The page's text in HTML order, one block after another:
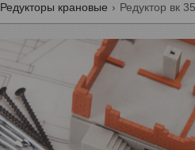
Редукторы крановые Редуктор вк